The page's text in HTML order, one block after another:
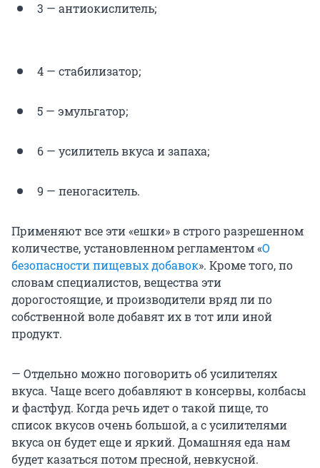
3 — антиокислитель;
4 — стабилизатор;
5 — эмульгатор;
6 — усилитель вкуса и запаха;
9 — пеногаситель.
Применяют все эти «ешки» в строго разрешенном
количестве, установленном регламентом «О
безопасности пищевых добавок». Кроме того, по
словам специалистов, вещества эти
дорогостоящие, и производители вряд ли по
собственной воле добавят их в тот или иной
продукт.
— Отдельно можно поговорить об усилителях
вкуса. Чаще всего добавляют в консервы, колбасы
и фастфуд. Когда речь идет о такой пище, то
список вкусов очень большой, а с усилителями
вкуса он будет еще и яркий. Домашняя еда нам
будет казаться потом пресной, невкусной.